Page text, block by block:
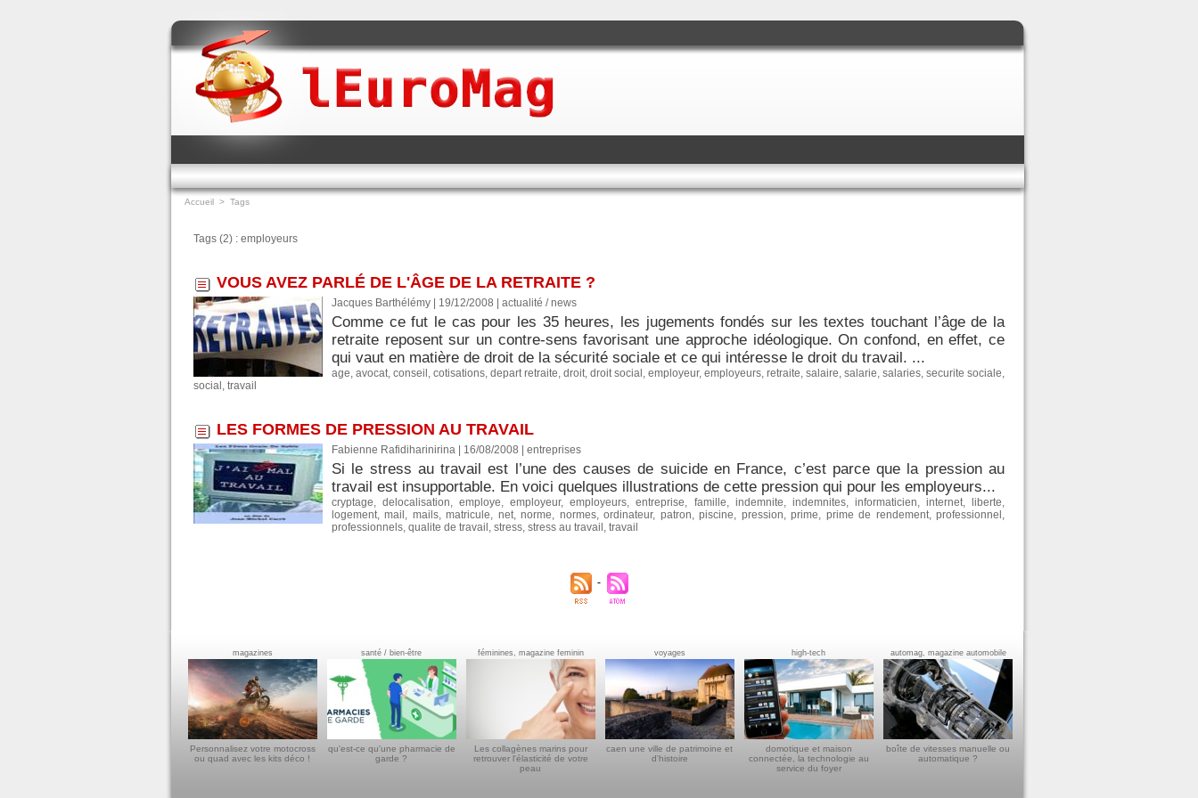
Accueil > Tags
Tags (2) : employeurs
VOUS AVEZ PARLÉ DE L'ÂGE DE LA RETRAITE ?
Jacques Barthélémy | 19/12/2008 actualité / news
Comme ce fut le cas pour les 35 heures, les jugements fondés sur les textes touchant l’âge de la
retraite reposent sur un contre-sens favorisant une approche idéologique. On confond, en effet, ce
qui vaut en matière de droit de la sécurité sociale et ce qui intéresse le droit du travail. ...
age, avocat, conseil , cotisations, depart retraite, droit, droit social , employeur, employeurs, retraite, salaire, salarie, salaries, securite sociale,
social , travail
LES FORMES DE PRESSION AU TRAVAIL
Fabienne Rafidiharinirina | 16/08/2008 entreprises
Si le stress au travail est l’une des causes de suicide en France, c’est parce que la pression au
travail est insupportable. En voici quelques illustrations de cette pression qui pour les employeurs...
cryptage,delocalisation,employe,employeur,employeurs,entreprise, famille, indemnite, indemnites, informaticien, internet, liberte,
logement,mail , mails,matricule, net,norme, normes,ordinateur, patron,piscine, pression,prime, prime de rendement,professionnel ,
professionnels, qualite de travail , stress, stress au travail , travail
magazines
Personnalisez votre motocross
ou quad avec les kits déco !
santé / bien-être
qu'est-ce qu'une pharmacie de
garde ?
féminines, magazine feminin
Les collagènes marins pour
retrouver l'élasticité de votre
peau
voyages
caen une ville de patrimoine et
d'histoire
high-tech
domotique et maison
connectée, la technologie au
service du foyer
automag, magazine automobile
boîte de vitesses manuelle ou
automatique ?